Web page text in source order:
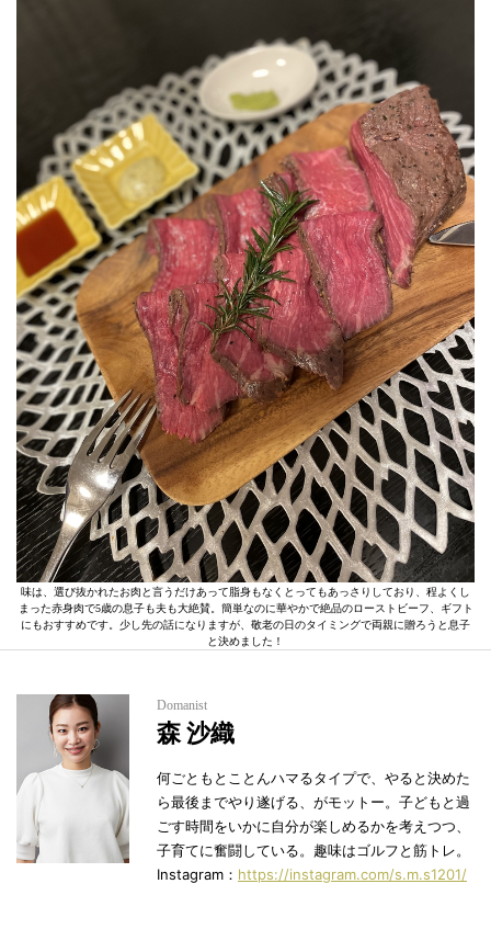
味は、選び抜かれたお肉と言うだけあって脂身もなくとってもあっさりしており、程よくし
まった赤身肉で5歳の息子も夫も大絶賛。簡単なのに華やかで絶品のローストビーフ、ギフト
にもおすすめです。少し先の話になりますが、敬老の日のタイミングで両親に贈ろうと息子
と決めました！
Domanist
森 沙織
何ごともとことんハマるタイプで、やると決めた
ら最後までやり遂げる、がモットー。子どもと過
ごす時間をいかに自分が楽しめるかを考えつつ、
子育てに奮闘している。趣味はゴルフと筋トレ。
Instagram： https://instagram.com/s.m.s1201/